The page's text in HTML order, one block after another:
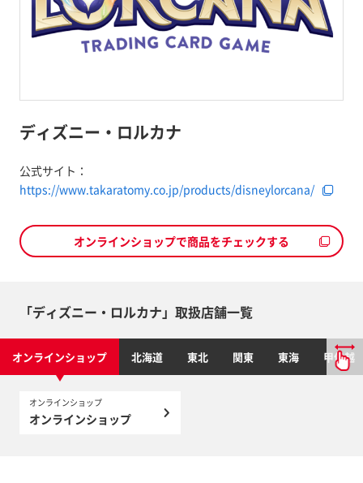
ディズニー・ロルカナ
公式サイト：
https://www.takaratomy.co.jp/products/disneylorcana/
オンラインショップで商品をチェックする
「ディズニー・ロルカナ」取扱店舗一覧
オンラインショップ 北海道 東北 関東 東海 甲信越
オンラインショップ
オンラインショップ